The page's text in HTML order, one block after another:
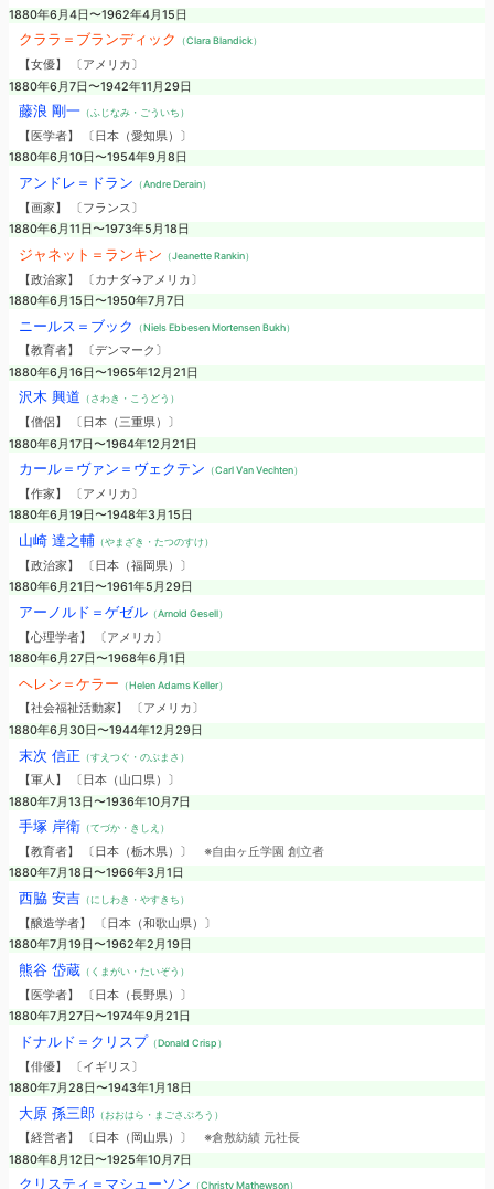
1880年6月4日〜1962年4月15日
クララ＝ブランディック （Clara Blandick）
【女優】 〔アメリカ〕
1880年6月7日〜1942年11月29日
藤浪 剛一（ふじなみ・ごういち）
【医学者】 〔日本（愛知県）〕
1880年6月10日〜1954年9月8日
アンドレ＝ドラン （Andre Derain）
【画家】 〔フランス〕
1880年6月11日〜1973年5月18日
ジャネット＝ランキン （Jeanette Rankin）
【政治家】 〔カナダ→アメリカ〕
1880年6月15日〜1950年7月7日
ニールス＝ブック （Niels Ebbesen Mortensen Bukh）
【教育者】 〔デンマーク〕
1880年6月16日〜1965年12月21日
沢木 興道 （さわき・こうどう）
【僧侶】 〔日本（三重県）〕
1880年6月17日〜1964年12月21日
カール＝ヴァン＝ヴェクテン （Carl Van Vechten）
【作家】 〔アメリカ〕
1880年6月19日〜1948年3月15日
山崎 達之輔 （やまざき・たつのすけ）
【政治家】 〔日本（福岡県）〕
1880年6月21日〜1961年5月29日
アーノルド＝ゲゼル（Arnold Gesell）
【心理学者】 〔アメリカ〕
1880年6月27日〜1968年6月1日
ヘレン＝ケラー （Helen Adams Keller）
【社会福祉活動家】 〔アメリカ〕
1880年6月30日〜1944年12月29日
末次 信正 （すえつぐ・のぶまさ）
【軍人】 〔日本（山口県）〕
1880年7月13日〜1936年10月7日
手塚 岸衛（てづか・きしえ）
【教育者】 〔日本（栃木県）〕 ※自由ヶ丘学園 創立者
1880年7月18日〜1966年3月1日
西脇 安吉（にしわき・やすきち）
【醸造学者】 〔日本（和歌山県）〕
1880年7月19日〜1962年2月19日
熊谷 岱蔵（くまがい・たいぞう）
【医学者】 〔日本（長野県）〕
1880年7月27日〜1974年9月21日
ドナルド＝クリスプ （Donald Crisp）
【俳優】 〔イギリス〕
1880年7月28日〜1943年1月18日
大原 孫三郎（おおはら・まごさぶろう）
【経営者】 〔日本（岡山県）〕 ※倉敷紡績 元社長
1880年8月12日〜1925年10月7日
クリスティ＝マシューソン （Christy Mathewson）